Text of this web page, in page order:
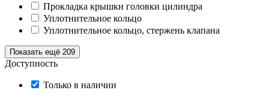
Прокладка крышки головки цилиндра
Уплотнительное кольцо
Уплотнительное кольцо, стержень клапана
Показать ещё 209
Доступность
Только в наличии